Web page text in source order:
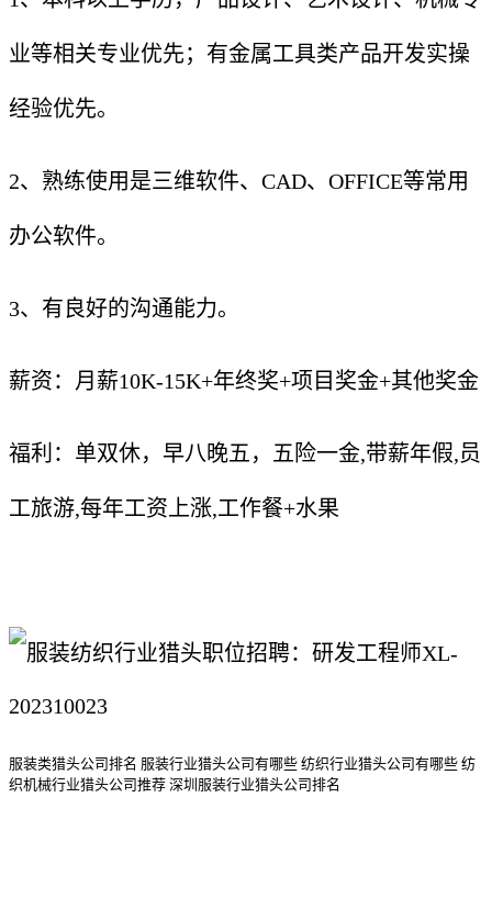
业等相关专业优先；有金属工具类产品开发实操
经验优先。
2、熟练使用是三维软件、CAD、OFFICE等常用
办公软件。
3、有良好的沟通能力。
薪资：月薪10K-15K+年终奖+项目奖金+其他奖金
福利：单双休，早八晚五，五险一金,带薪年假,员
工旅游,每年工资上涨,工作餐+水果
服装类猎头公司排名 服装行业猎头公司有哪些 纺织行业猎头公司有哪些 纺
织机械行业猎头公司推荐 深圳服装行业猎头公司排名